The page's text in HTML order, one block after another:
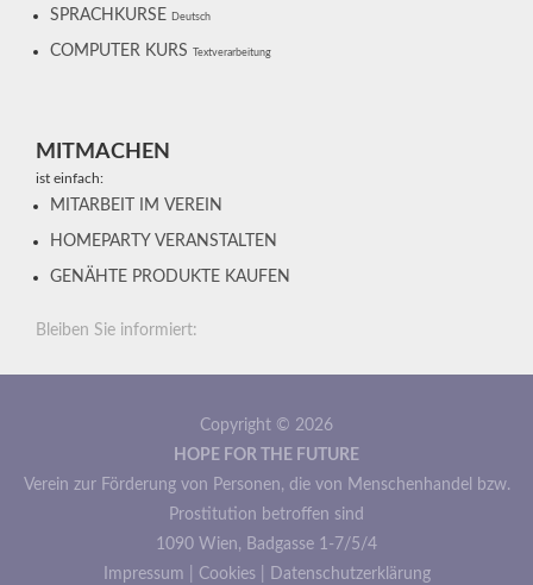
SPRACHKURSE Deutsch
COMPUTER KURS Textverarbeitung
MITMACHEN
ist einfach:
MITARBEIT IM VEREIN
HOMEPARTY VERANSTALTEN
GENÄHTE PRODUKTE KAUFEN
Bleiben Sie informiert:
Copyright © 2026
HOPE FOR THE FUTURE
Verein zur Förderung von Personen, die von Menschenhandel bzw.
Prostitution betroffen sind
1090 Wien, Badgasse 1-7/5/4
Impressum
Cookies|
Datenschutzerklärung